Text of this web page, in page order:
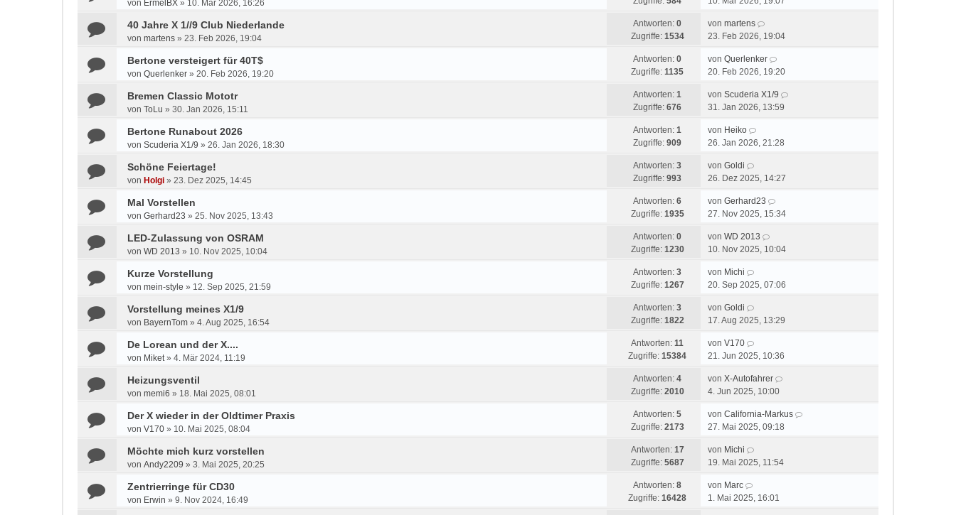
von ErmelBX » 10. Mär 2026, 16:26
40 Jahre X 1//9 Club Niederlande
von martens » 23. Feb 2026, 19:04
Antworten: 0
Zugriffe: 1534
von martens
23. Feb 2026, 19:04
Bertone versteigert für 40T$
von Querlenker » 20. Feb 2026, 19:20
Antworten: 0
Zugriffe: 1135
von Querlenker
20. Feb 2026, 19:20
Bremen Classic Mototr
von ToLu » 30. Jan 2026, 15:11
Antworten: 1
Zugriffe: 676
von Scuderia X1/9
31. Jan 2026, 13:59
Bertone Runabout 2026
von Scuderia X1/9 » 26. Jan 2026, 18:30
Antworten: 1
Zugriffe: 909
von Heiko
26. Jan 2026, 21:28
Schöne Feiertage!
von Holgi » 23. Dez 2025, 14:45
Antworten: 3
Zugriffe: 993
von Goldi
26. Dez 2025, 14:27
Mal Vorstellen
von Gerhard23 » 25. Nov 2025, 13:43
Antworten: 6
Zugriffe: 1935
von Gerhard23
27. Nov 2025, 15:34
LED-Zulassung von OSRAM
von WD 2013 » 10. Nov 2025, 10:04
Antworten: 0
Zugriffe: 1230
von WD 2013
10. Nov 2025, 10:04
Kurze Vorstellung
von mein-style » 12. Sep 2025, 21:59
Antworten: 3
Zugriffe: 1267
von Michi
20. Sep 2025, 07:06
Vorstellung meines X1/9
von BayernTom » 4. Aug 2025, 16:54
Antworten: 3
Zugriffe: 1822
von Goldi
17. Aug 2025, 13:29
De Lorean und der X....
von Miket» 4. Mär 2024, 11:19
Antworten: 11
Zugriffe: 15384
von V170
21. Jun 2025, 10:36
Heizungsventil
von memi6 » 18. Mai 2025, 08:01
Antworten: 4
Zugriffe: 2010
von X-Autofahrer
4. Jun 2025, 10:00
Der X wieder in der Oldtimer Praxis
von V170 » 10. Mai 2025, 08:04
Antworten: 5
Zugriffe: 2173
von California-Markus
27. Mai 2025, 09:18
Möchte mich kurz vorstellen
von Andy2209 » 3. Mai 2025, 20:25
Antworten: 17
Zugriffe: 5687
von Michi
19. Mai 2025, 11:54
Zentrierringe für CD30
von Erwin » 9. Nov 2024, 16:49
Antworten: 8
Zugriffe: 16428
von Marc
1. Mai 2025, 16:01